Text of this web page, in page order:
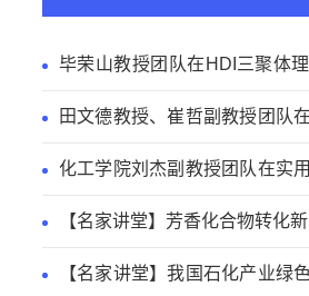
毕荣山教授团队在HDI三聚体
田文德教授、崔哲副教授团队
化工学院刘杰副教授团队在实
【名家讲堂】芳香化合物转化
【名家讲堂】我国石化产业绿